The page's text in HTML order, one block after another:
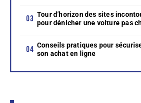
Tour d’horizon des sites
pour dénicher une voiture pas
Conseils pratiques pour
son achat en ligne